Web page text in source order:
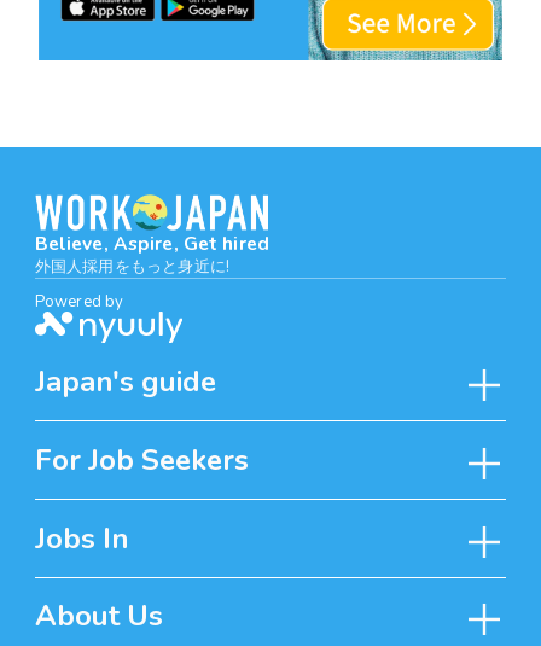
Believe, Aspire, Get hired
外国人採用をもっと身近に!
Powered by
Japan's guide
For Job Seekers
Jobs In
About Us